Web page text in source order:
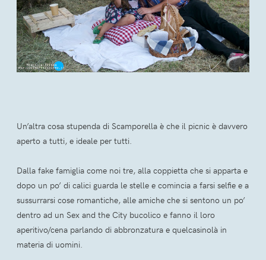
Un’altra cosa stupenda di Scamporella è che il picnic è davvero
aperto a tutti, e ideale per tutti.
Dalla fake famiglia come noi tre, alla coppietta che si apparta e
dopo un po’ di calici guarda le stelle e comincia a farsi selfie e a
sussurrarsi cose romantiche, alle amiche che si sentono un po’
dentro ad un Sex and the City bucolico e fanno il loro
aperitivo/cena parlando di abbronzatura e quelcasinolà in
materia di uomini.